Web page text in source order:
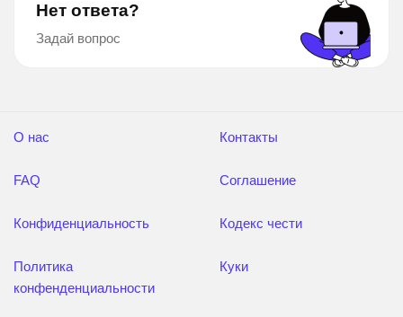
Нет ответа?
Задай вопрос
О нас
FAQ
Конфиденциальность
Политика
конфенденциальности
Контакты
Соглашение
Кодекс чести
Куки